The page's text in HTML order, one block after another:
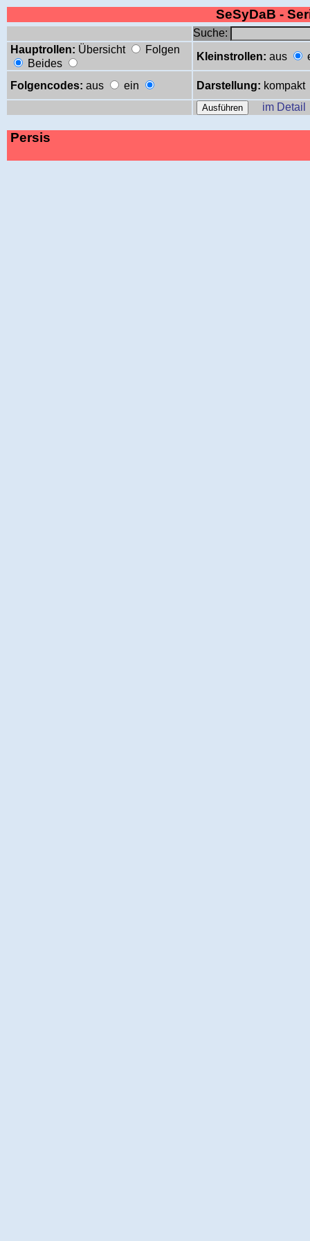
SeSyDaB -
Suche:
Hauptrollen: Übersicht
Folgen
Beides
Kleinstrollen: aus
Folgencodes: aus ein Darstellung: kompakt
im Detail
Persis